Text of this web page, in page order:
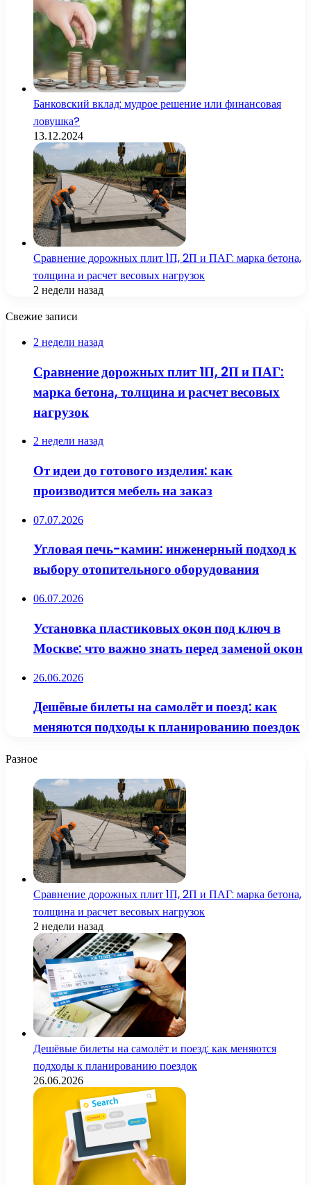
Банковский вклад: мудрое решение или финансовая
ловушка?
13.12.2024
Сравнение дорожных плит 1П, 2П и ПАГ: марка бетона,
толщина и расчет весовых нагрузок
2 недели назад
Свежие записи
2 недели назад
Сравнение дорожных плит 1П, 2П и ПАГ:
марка бетона, толщина и расчет весовых
нагрузок
2 недели назад
От идеи до готового изделия: как
производится мебель на заказ
07.07.2026
Угловая печь-камин: инженерный подход к
выбору отопительного оборудования
06.07.2026
Установка пластиковых окон под ключ в
Москве: что важно знать перед заменой окон
26.06.2026
Дешёвые билеты на самолёт и поезд: как
меняются подходы к планированию поездок
Разное
Сравнение дорожных плит 1П, 2П и ПАГ: марка бетона,
толщина и расчет весовых нагрузок
2 недели назад
Дешёвые билеты на самолёт и поезд: как меняются
подходы к планированию поездок
26.06.2026